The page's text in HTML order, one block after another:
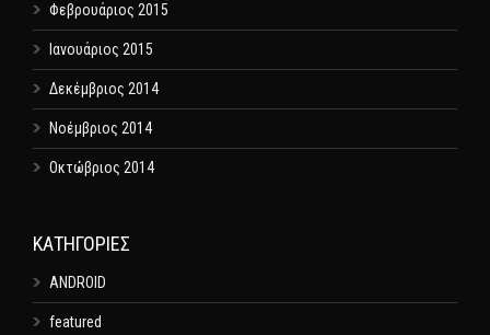
Φεβρουάριος 2015
Ιανουάριος 2015
Δεκέμβριος 2014
Νοέμβριος 2014
Οκτώβριος 2014
KΑΤΗΓΟΡΊΕΣ
ANDROID
featured